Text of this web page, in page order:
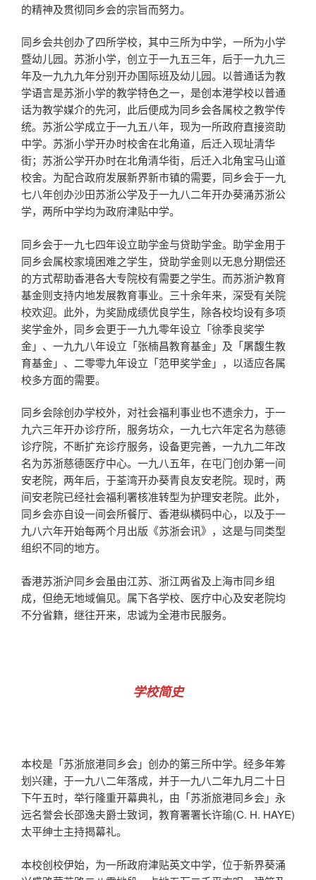
的精神及贯彻同乡会的宗旨而努力。
同乡会共创办了四所学校，其中三所为中学，一所为小学
暨幼儿园。苏浙小学，创立于一九五三年，后于一九九三
年及一九九九年分别开办国际班及幼儿园。以普通话为教
学语言是苏浙小学的教学特色之一，是创本港学校以普通
话为教学媒介的先河，此后便成为同乡会各属校之教学传
统。苏浙公学成立于一九五八年，现为一所政府直接资助
中学。苏浙小学开办时校舍在北角道，后迁入现址清华
街；苏浙公学开办时在北角清华街，后迁入北角宝马山道
校舍。为配合政府发展新界新市镇的需要，同乡会于一九
七八年创办沙田苏浙公学及于一九八二年开办葵涌苏浙公
学，两所中学均为政府津贴中学。
同乡会于一九七四年设立助学金与贷助学金。助学金用于
同乡会属校家境困难之学生，贷助学金则以无息分期偿还
的方式帮助香港各大专院校有需要之学生。而苏浙沪教育
基金则支持内地发展教育事业。三十余年来，深受有关院
校欢迎。此外，为奖励成绩优良学生，除各校均设有多项
奖学金外，同乡会更于一九九零年设立「徐季良奖学
金」、一九九八年设立「张楠昌教育基金」及「屠馥生教
育基金」、二零零九年设立「范甲奖学金」，以适应各属
校多方面的需要。
同乡会除创办学校外，对社会福利事业也不遗余力，于一
九六三年开办诊疗所，服务坊众，一九七六年定名为慈德
诊疗院，不断扩充诊疗服务，设备更完善，一九九二年改
名为苏浙慈德医疗中心。一九八五年，在屯门创办第一间
安老院，两年后，于荃湾开办葵青良友安老院。现时，两
间安老院已经社会福利署核准转型为护理安老院。此外，
同乡会亦自设一间会所餐厅、香港纵横码中心，以及于一
九八六年开始每两个月出版《苏浙会讯》，这是与同类型
组织不同的地方。
香港苏浙沪同乡会虽由江苏、浙江两省及上海市同乡组
成，但绝无地域偏见。属下各学校、医疗中心及安老院均
不分省籍，继往开来，忠诚为全港市民服务。
学校简史
本校是「苏浙旅港同乡会」创办的第三所中学。经多年筹
划兴建，于一九八二年落成，并于一九八二年九月二十日
下午五时，举行隆重开幕典礼，由「苏浙旅港同乡会」永
远名誉会长邵逸夫爵士致词，教育署署长许瑜(C. H. HAYE)
太平绅士主持揭幕礼。
本校创校伊始，为一所政府津贴英文中学，位于新界葵涌